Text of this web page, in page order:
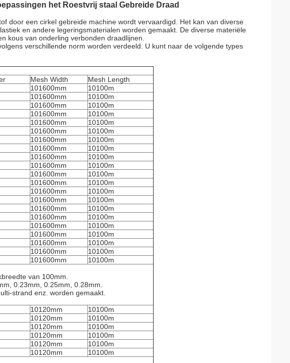
het Roestvrij staal Gebreide Draad
door een cirkel gebreide machine wordt vervaardigd. Het kan van diverse
en andere legeringsmaterialen worden gemaakt. De diverse materiële
kous van onderling verbonden draadlijnen.
verschillende norm worden verdeeld. U kunt naar de volgende types
Mesh Width Mesh Length
101600mm
10100m
101600mm
10100m
101600mm
10100m
101600mm
10100m
101600mm
10100m
101600mm 10100m
101600mm
10100m
101600mm
10100m
101600mm
10100m
101600mm
10100m
101600mm
10100m
101600mm
10100m
101600mm
10100m
101600mm
10100m
101600mm 10100m
101600mm
10100m
101600mm
10100m
101600mm
10100m
101600mm
10100m
101600mm
10100m
101600mm
10100m
van 100mm.
0.23mm, 0.25mm, 0.28mm.
strand enz. worden gemaakt.
10120mm
10100m
10120mm
10100m
10120mm
10100m
10120mm
10100m
10120mm
10100m
10120mm
10100m